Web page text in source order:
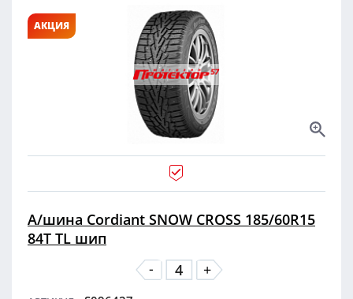
АКЦИЯ
А/шина Cordiant SNOW CROSS 185/60R15
84T TL шип
-
+